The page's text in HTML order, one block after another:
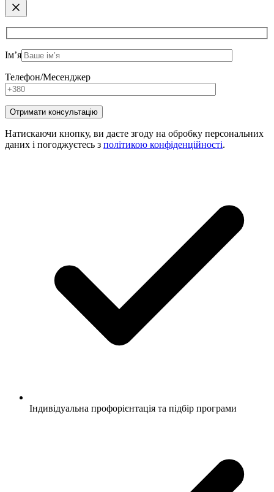
Ім’я
Телефон/Месенджер
Натискаючи кнопку, ви даєте згоду на обробку персональних
даних і погоджуєтесь з політикою конфіденційності.
Індивідуальна профорієнтація та підбір програми